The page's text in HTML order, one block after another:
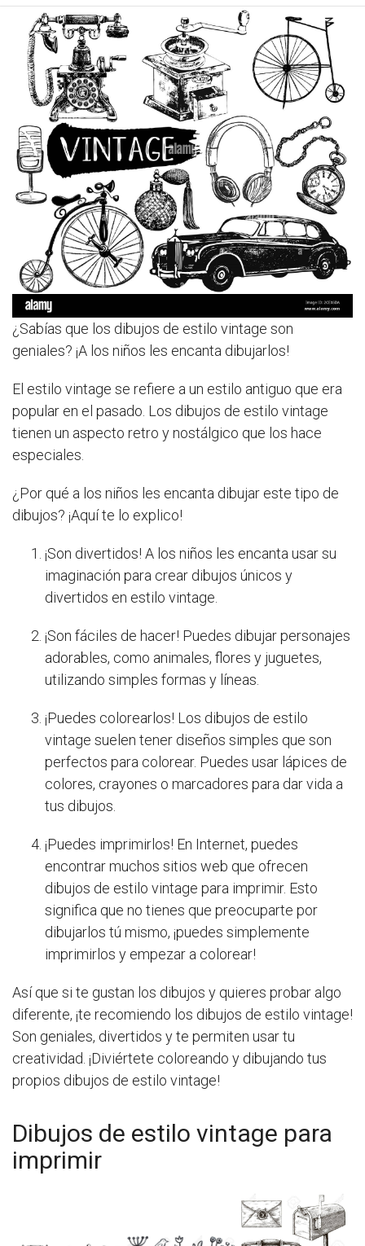
¿Sabías que los dibujos de estilo vintage son
geniales? ¡A los niños les encanta dibujarlos!
El estilo vintage se refiere a un estilo antiguo que era
popular en el pasado. Los dibujos de estilo vintage
tienen un aspecto retro y nostálgico que los hace
especiales.
¿Por qué a los niños les encanta dibujar este tipo de
dibujos? ¡Aquí te lo explico!
¡Son divertidos! A los niños les encanta usar su
imaginación para crear dibujos únicos y
divertidos en estilo vintage.
¡Son fáciles de hacer! Puedes dibujar personajes
adorables, como animales, flores y juguetes,
utilizando simples formas y líneas.
¡Puedes colorearlos! Los dibujos de estilo
vintage suelen tener diseños simples que son
perfectos para colorear. Puedes usar lápices de
colores, crayones o marcadores para dar vida a
tus dibujos.
¡Puedes imprimirlos! En Internet, puedes
encontrar muchos sitios web que ofrecen
dibujos de estilo vintage para imprimir. Esto
significa que no tienes que preocuparte por
dibujarlos tú mismo, ¡puedes simplemente
imprimirlos y empezar a colorear!
Así que si te gustan los dibujos y quieres probar algo
diferente, ¡te recomiendo los dibujos de estilo vintage!
Son geniales, divertidos y te permiten usar tu
creatividad. ¡Diviértete coloreando y dibujando tus
propios dibujos de estilo vintage!
Dibujos de estilo vintage para
imprimir